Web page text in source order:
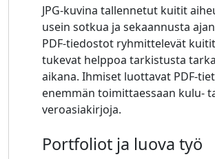
JPG-kuvina tallennetut kuitit
usein sotkua ja sekaannusta
PDF-tiedostot ryhmittelevät
tukevat helppoa tarkistusta
aikana. Ihmiset luottavat PDF-
enemmän toimittaessaan kulu-
veroasiakirjoja.
Portfoliot ja luova työ